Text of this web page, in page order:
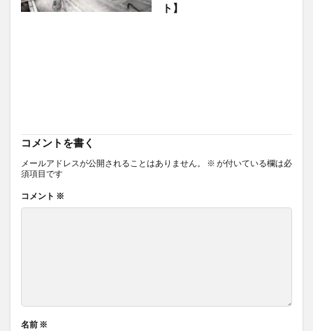
ト】
コメントを書く
メールアドレスが公開されることはありません。 ※ が付いている欄は必
須項目です
コメント ※
名前 ※